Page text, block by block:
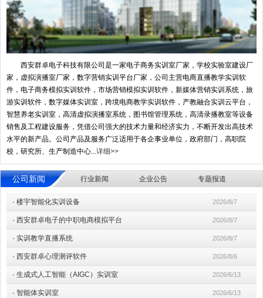
西安群卓电子科技有限公司是一家电子商务实训室厂家，学校实验室建设厂
家，虚拟演播室厂家，数字营销实训平台厂家，公司主营电商直播教学实训软
件，电子商务模拟实训软件，市场营销模拟实训软件，新媒体营销实训系统，旅
游实训软件，数字媒体实训室，跨境电商教学实训软件，产教融合实训云平台，
智慧养老实训室，高清虚拟演播室系统，图书馆管理系统，高清录播教室等设备
销售及工程建设服务，凭借公司强大的技术力量和经济实力，不断开发出高技术
水平的新产品。公司产品及服务广泛适用于各企事业单位，政府部门，高职院
校，研究所、生产制造中心...详细>>
公司新闻 行业新闻 企业公告 专题报道
· 楼宇智能化实训设备 2026/8/7
· 西安群卓电子的中职电商模拟平台 2026/8/7
· 实训教学直播系统 2026/8/7
· 西安群卓心理测评软件 2026/8/6
· 生成式人工智能（AIGC）实训室 2026/6/13
· 智能体实训室 2026/6/13